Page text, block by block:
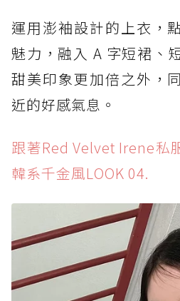
運用澎袖設計的上衣，
魅力，融入 A 字短裙、
甜美印象更加倍之外，
近的好感氣息。
跟著Red Velvet Irene私
韓系千金風LOOK 04.